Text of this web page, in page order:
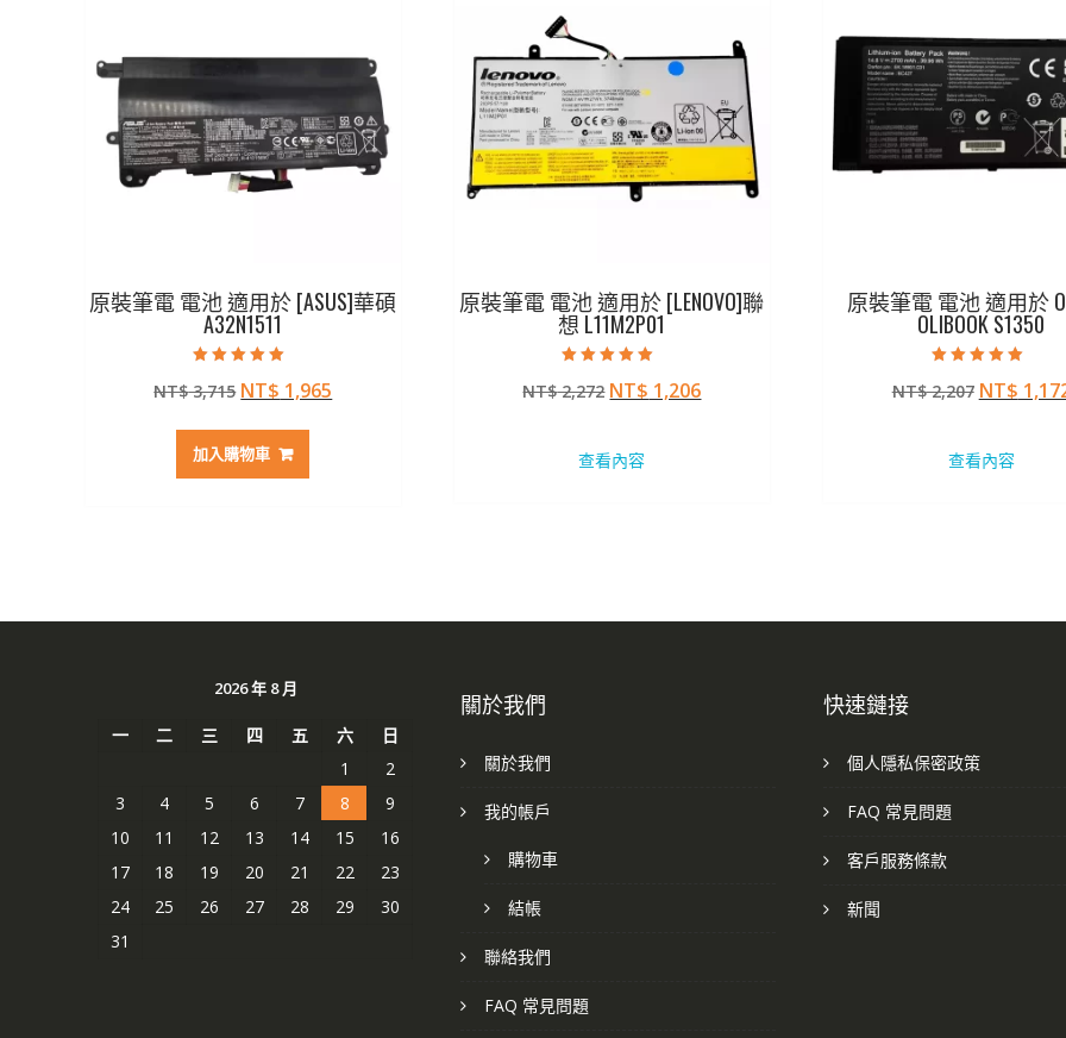
原裝筆電 電池 適用於 [ASUS]華碩
A32N1511
5.00
滿分 5
NT$3,715 原
價
格：
NT$ 1,965
加入購物車
原裝筆電 電池 適用於 [LENOVO]聯
想 L11M2P01
5.00
滿分 5
NT$2,272 原
格：
NT$ 1,206目
查看內容
原裝筆電 電池 適用於
OLIBOOK S1350
5.00
滿分 5
NT$2,207 原
格：
NT$
查看內容
2026 年 8 月
一 二 三 四 五 六
日
1
2
3
4 5 6 7 8
9
10
11 12 13 14 15
16
17
18 19 20 21 22
23
24
25 26 27 28 29
30
31
關於我們
關於我們
我的帳戶
購物車
結帳
聯絡我們
FAQ 常見問題
快速鏈接
個人隱私保密政策
FAQ 常見問題
客戶服務條款
新聞